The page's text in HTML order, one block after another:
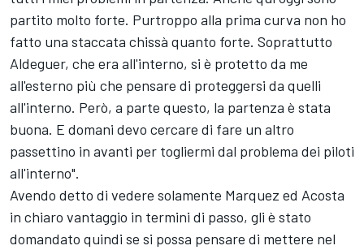
partito molto forte. Purtroppo alla prima curva non ho
fatto una staccata chissà quanto forte. Soprattutto
Aldeguer, che era all'interno, si è protetto da me
all'esterno più che pensare di proteggersi da quelli
all'interno. Però, a parte questo, la partenza è stata
buona. E domani devo cercare di fare un altro
passettino in avanti per togliermi dal problema dei piloti
all'interno".
Avendo detto di vedere solamente Marquez ed Acosta
in chiaro vantaggio in termini di passo, gli è stato
domandato quindi se si possa pensare di mettere nel